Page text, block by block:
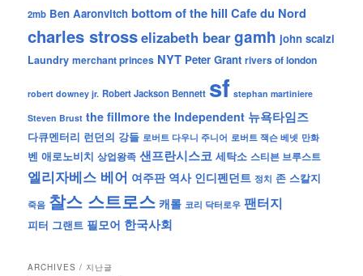
2mb Ben Aaronvitch bottom of the hill Cafe du Nord
charles strosselizabeth beargamh john scalzi
Laundry merchant princes NYT Peter Grant rivers of london
robert downey jr. Robert Jackson Bennett sf stephan martiniere
Steven Brust the fillmore the Independent 뉴욕타임즈
다큐멘터리 런던의 강들 로버트 다우니 주니어 로버트 잭슨 베넷 만화
벤 애로노비치 상업왕족 샌프란시스코 세탁소 스티븐 브루스트
엘리자베스 베어 여주판 역사 인디펜던트 정치 존 스칼지
죽음 찰스 스트로스 캐롤 코리 닥터로우 팬터지
피터 그랜트 필모어 한국사회
ARCHIVES / 지난글